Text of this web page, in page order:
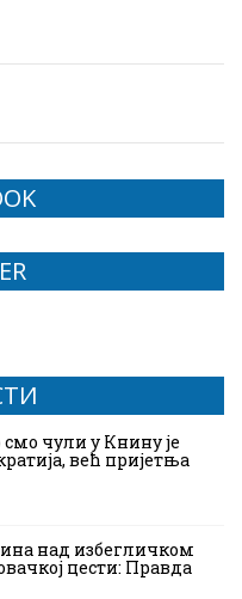
чули у Книну је
већ пријетња
над избегличком
цести: Правда